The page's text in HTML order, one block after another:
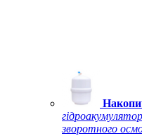
зворотного